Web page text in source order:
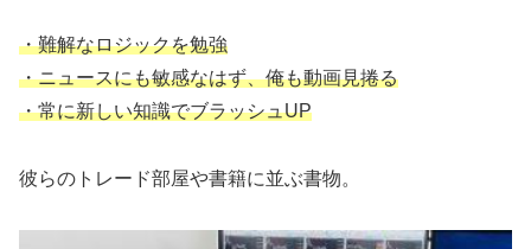
・難解なロジックを勉強
・ニュースにも敏感なはず、俺も動画見捲る
・常に新しい知識でブラッシュUP
彼らのトレード部屋や書籍に並ぶ書物。